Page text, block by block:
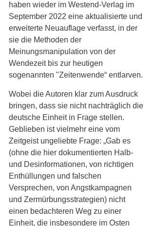
haben wieder im Westend-Verlag im
September 2022 eine aktualisierte und
erweiterte Neuauflage verfasst, in der
sie die Methoden der
Meinungsmanipulation von der
Wendezeit bis zur heutigen
sogenannten "Zeitenwende“ entlarven.
Wobei die Autoren klar zum Ausdruck
bringen, dass sie nicht nachträglich die
deutsche Einheit in Frage stellen.
Geblieben ist vielmehr eine vom
Zeitgeist ungeliebte Frage: „Gab es
(ohne die hier dokumentierten Halb-
und Desinformationen, von richtigen
Enthüllungen und falschen
Versprechen, von Angstkampagnen
und Zermürbungsstrategien) nicht
einen bedachteren Weg zu einer
Einheit, die insbesondere im Osten